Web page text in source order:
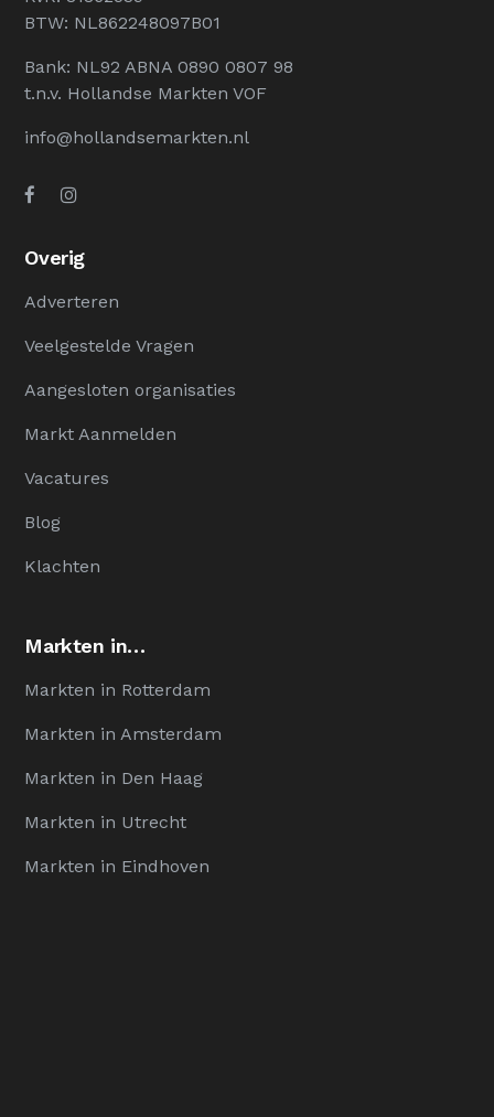
BTW: NL862248097B01
Bank: NL92 ABNA 0890 0807 98
t.n.v. Hollandse Markten VOF
info@hollandsemarkten.nl
Overig
Adverteren
Veelgestelde Vragen
Aangesloten organisaties
Markt Aanmelden
Vacatures
Blog
Klachten
Markten in…
Markten in Rotterdam
Markten in Amsterdam
Markten in Den Haag
Markten in Utrecht
Markten in Eindhoven